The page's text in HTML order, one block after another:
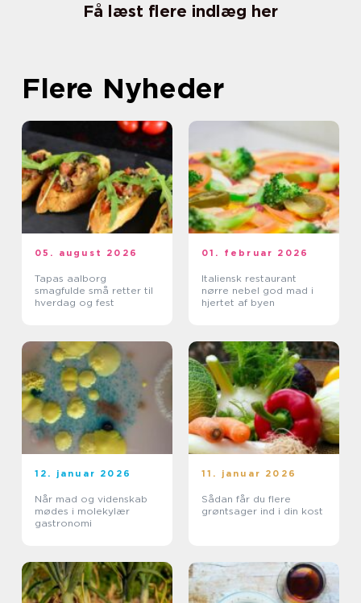
Få læst flere indlæg her
Flere Nyheder
05. august 2026
Tapas aalborg
smagfulde små retter til
hverdag og fest
01. februar 2026
Italiensk restaurant
nørre nebel god mad i
hjertet af byen
12. januar 2026
Når mad og videnskab
mødes i molekylær
gastronomi
11. januar 2026
Sådan får du flere
grøntsager ind i din kost